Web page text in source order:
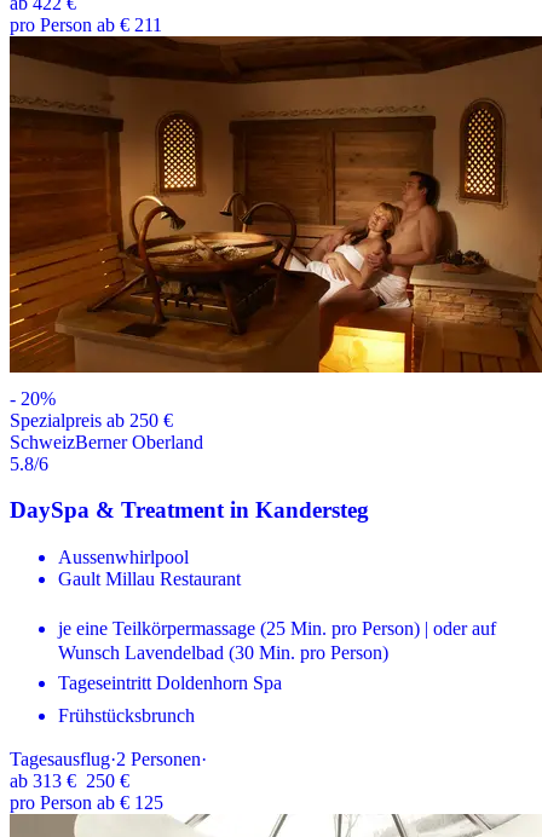
pro Person ab € 211
- 20%
Spezialpreis ab 250 €
SchweizBerner Oberland
5.8/6
DaySpa & Treatment in Kandersteg
Aussenwhirlpool
Gault Millau Restaurant
je eine Teilkörpermassage (25 Min. pro Person) | oder auf
Wunsch Lavendelbad (30 Min. pro Person)
Tageseintritt Doldenhorn Spa
Frühstücksbrunch
Tagesausflug·2 Personen·
ab 313 € 250 €
pro Person ab € 125